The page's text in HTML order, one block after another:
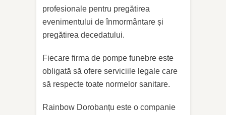
profesionale pentru pregătirea
evenimentului de înmormântare și
pregătirea decedatului.
Fiecare firma de pompe funebre este
obligată să ofere serviciile legale care
să respecte toate normelor sanitare.
Rainbow Dorobanțu este o companie